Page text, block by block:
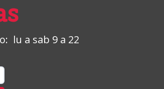
lu a sab 9 a 22